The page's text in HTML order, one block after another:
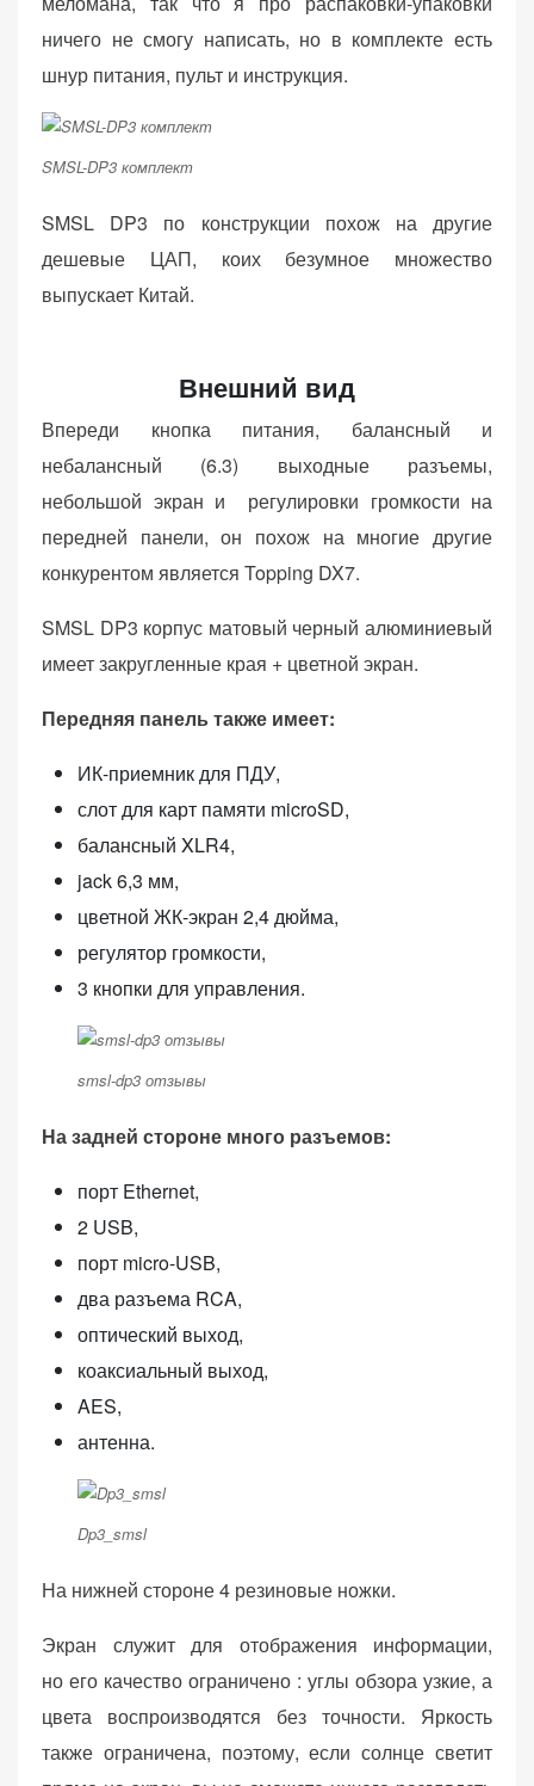
ничего не смогу написать, но в комплекте есть
шнур питания, пульт и инструкция.
SMSL-DP3 комплект
SMSL DP3 по конструкции похож на другие
дешевые ЦАП, коих безумное множество
выпускает Китай.
Внешний вид
Впереди кнопка питания, балансный и
небалансный (6.3) выходные разъемы,
небольшой экран и регулировки громкости на
передней панели, он похож на многие другие
конкурентом является Topping DX7.
SMSL DP3 корпус матовый черный алюминиевый
имеет закругленные края + цветной экран.
Передняя панель также имеет:
ИК-приемник для ПДУ,
слот для карт памяти microSD,
балансный XLR4,
jack 6,3 мм,
цветной ЖК-экран 2,4 дюйма,
регулятор громкости,
3 кнопки для управления.
smsl-dp3 отзывы
На задней стороне много разъемов:
порт Ethernet,
2 USB,
порт micro-USB,
два разъема RCA,
оптический выход,
коаксиальный выход,
AES,
антенна.
Dp3_smsl
На нижней стороне 4 резиновые ножки.
Экран служит для отображения информации,
но его качество ограничено : углы обзора узкие, а
цвета воспроизводятся без точности. Яркость
также ограничена, поэтому, если солнце светит